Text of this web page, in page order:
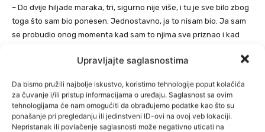
Upravljajte saglasnostima
Da bismo pružili najbolje iskustvo, koristimo tehnologije poput kolačića
za čuvanje i/ili pristup informacijama o uređaju. Saglasnost sa ovim
tehnologijama će nam omogućiti da obrađujemo podatke kao što su
ponašanje pri pregledanju ili jedinstveni ID-ovi na ovoj veb lokaciji.
Nepristanak ili povlačenje saglasnosti može negativno uticati na
– Do dvije hiljade maraka, tri, sigurno nije više, i tu je sve bilo zbog
toga što sam bio ponesen. Jednostavno, ja to nisam bio. Ja sam
se probudio onog momenta kad sam to njima sve priznao i kad
novinarima Detektora Hadžija s TikToka.
Ističe da je rekao da će vratiti novac koji je uzeo te je zatražio
oprost.